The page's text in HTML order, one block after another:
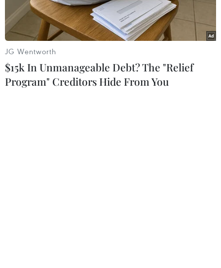
JG Wentworth
$15k In Unmanageable Debt? The "Relief
Program" Creditors Hide From You